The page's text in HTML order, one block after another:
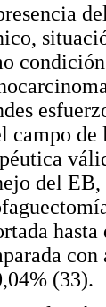
campo
del
(33).